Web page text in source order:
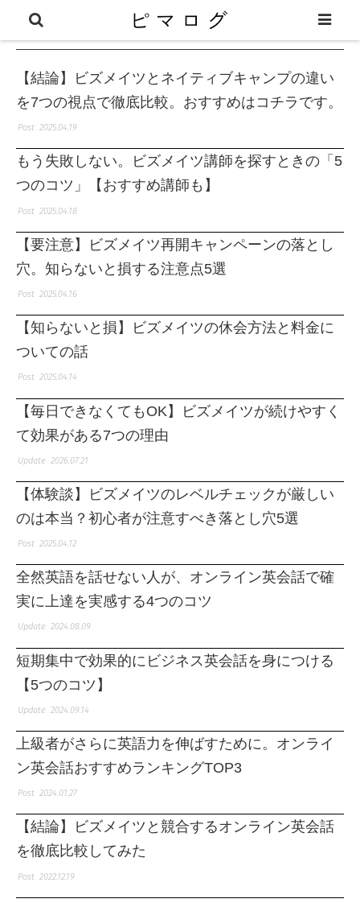
ビズメイツ
【結論】ビズメイツとネイティブキャンプの違い
を7つの視点で徹底比較。おすすめはコチラです。
2025.04.19
もう失敗しない。ビズメイツ講師を探すときの「5
つのコツ」【おすすめ講師も】
2025.04.18
【要注意】ビズメイツ再開キャンペーンの落とし
穴。知らないと損する注意点5選
2025.04.16
【知らないと損】ビズメイツの休会方法と料金に
ついての話
2025.04.14
【毎日できなくてもOK】ビズメイツが続けやすく
て効果がある7つの理由
2026.07.21
【体験談】ビズメイツのレベルチェックが厳しい
のは本当？初心者が注意すべき落とし穴5選
2025.04.12
全然英語を話せない人が、オンライン英会話で確
実に上達を実感する4つのコツ
2024.08.09
短期集中で効果的にビジネス英会話を身につける
【5つのコツ】
2024.09.14
上級者がさらに英語力を伸ばすために。オンライ
ン英会話おすすめランキングTOP3
2024.01.27
【結論】ビズメイツと競合するオンライン英会話
を徹底比較してみた
2022.12.19